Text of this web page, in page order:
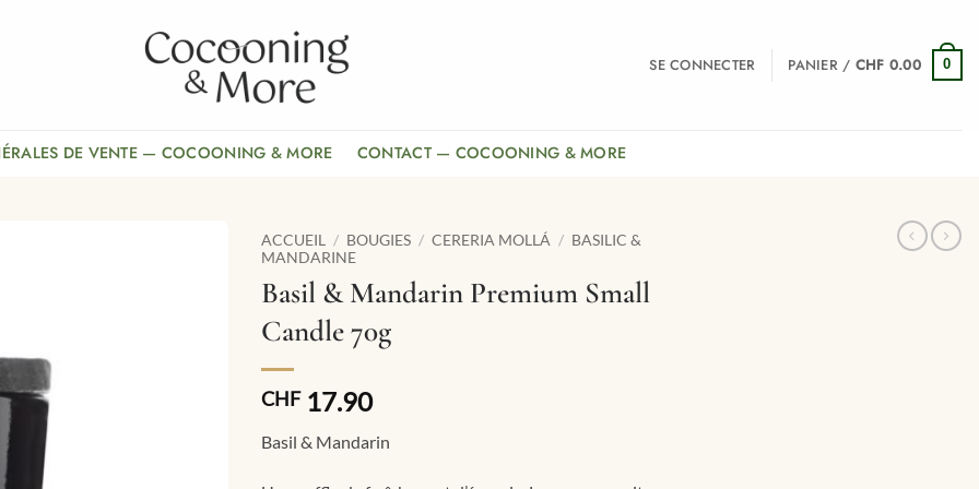
SE CONNECTER PANIER / CHF 0.00 0
DE VENTE — COCOONING & MORE CONTACT — COCOONING & MORE
ACCUEIL / BOUGIES / CERERIA MOLLÁ / BASILIC &
MANDARINE
Basil & Mandarin Premium Small
Candle 70g
CHF17.90
Basil & Mandarin